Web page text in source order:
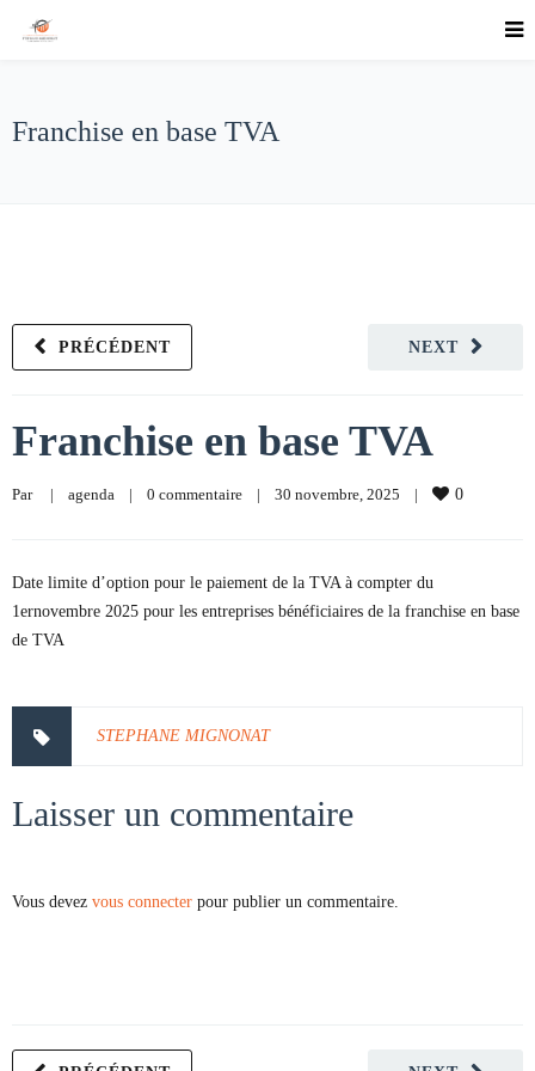
Franchise en base TVA
NEXT
PRÉCÉDENT
Franchise en base TVA
Par | agenda | 0 commentaire | 30 novembre, 2025 | 0
Date limite d’option pour le paiement de la TVA à compter du
1ernovembre 2025 pour les entreprises bénéficiaires de la franchise en base
de TVA
STEPHANE MIGNONAT
Laisser un commentaire
Vous devez vous connecter pour publier un commentaire.